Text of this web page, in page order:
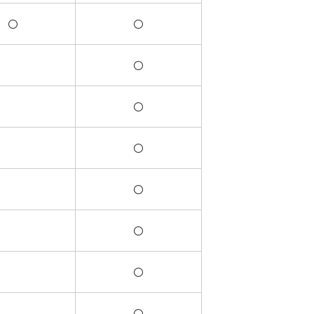
〇 〇
〇
〇
〇
〇
〇
〇